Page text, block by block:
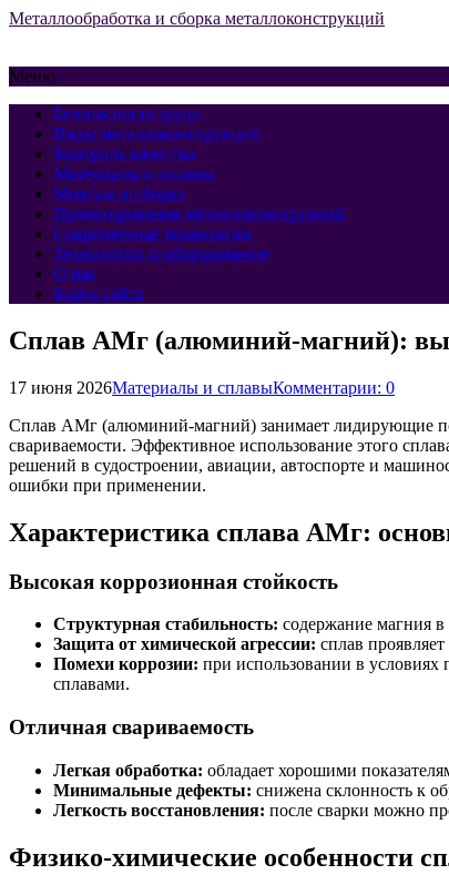
Металлообработка и сборка металлоконструкций
Меню
Безопасность труда
Виды металлоконструкций
Контроль качества
Материалы и сплавы
Монтаж и сборка
Проектирование металлоконструкций
Современные технологии
Технологии и оборудование
О нас
Карта сайта
Сплав АМг (алюминий-магний):
17 июня 2026Материалы и сплавыКомментарии: 0
Сплав АМг (алюминий-магний) занимает лидирующие
свариваемости. Эффективное использование этого
решений в судостроении, авиации, автоспорте и
ошибки при применении.
Характеристика сплава АМг:
Высокая коррозионная стойкость
Структурная стабильность: содержание магния
Защита от химической агрессии: сплав
Помехи коррозии: при использовании в
сплавами.
Отличная свариваемость
Легкая обработка: обладает хорошими
Минимальные дефекты: снижена склонность к
Легкость восстановления: после сварки можно
Физико-химические особенности